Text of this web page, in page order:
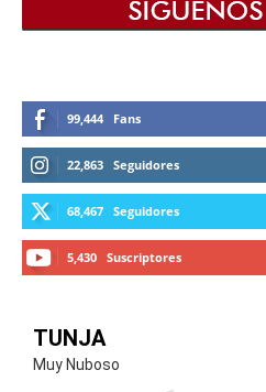
99,444 Fans
22,863 Seguidores
68,467 Seguidores
5,430 Suscriptores
TUNJA
Muy Nuboso